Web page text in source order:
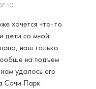
хочется что-то
дети со мной
наш только
на подъем
удалось его
Сочи Парк.